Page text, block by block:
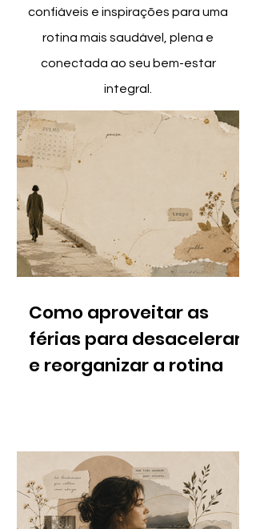
confiáveis e inspirações para uma
rotina mais saudável, plena e
conectada ao seu bem-estar
integral.
Como aproveitar as
férias para desacelerar
e reorganizar a rotina